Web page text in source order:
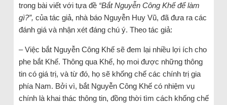
trong bài viết với tựa đề “Bắt Nguyễn Công Khế để làm
gì?”, của tác giả, nhà báo Nguyễn Huy Vũ, đã đưa ra các
đánh giá và nhận xét đáng chú ý. Theo tác giả:
– Việc bắt Nguyễn Công Khế sẽ đem lại nhiều lợi ích cho
phe bắt Khế. Thông qua Khế, họ moi được những thông
tin có giá trị, và từ đó, họ sẽ khống chế các chính trị gia
phía Nam. Bởi vì, bắt Nguyễn Công Khế có nhiệm vụ
chính là khai thác thông tin, đồng thời tìm cách khống chế